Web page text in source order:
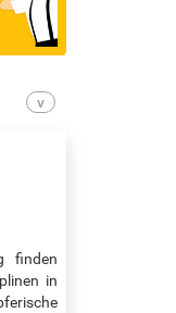
finden
in